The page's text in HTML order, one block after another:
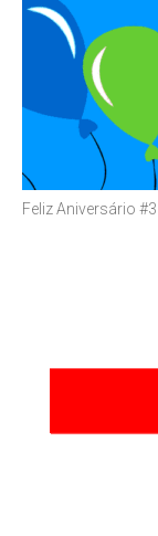
Feliz Aniversário #3